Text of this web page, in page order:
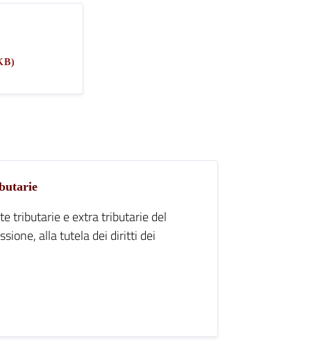
tributarie e extra tributarie del
alla tutela dei diritti dei